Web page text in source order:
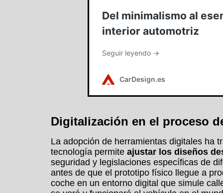
Digitalización en el proceso
La adopción de herramientas digitales ha
tecnología permite ajustar los diseños
seguridad y legislaciones específicas de
antes de que el prototipo físico llegue a
coche en un entorno digital que simule